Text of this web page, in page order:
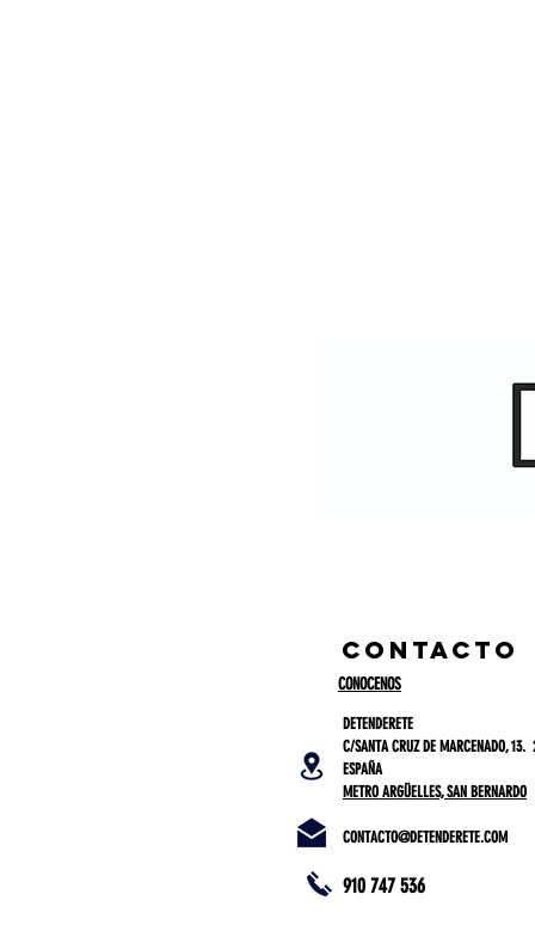
CONTACTO
CONOCENOS
DETENDERETE
C/SANTA CRUZ DE MARCENADO,
ESPAÑA
METRO ARGÜELLES, SAN BERNARDO
CONTACTO@DETENDERETE.COM
910 747 536